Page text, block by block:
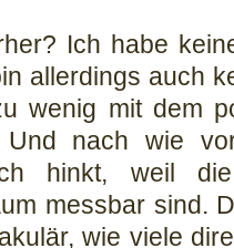
Ich habe
allerdings auch
wenig mit dem
Und nach wie
hinkt, weil
messbar sind.
wie viele